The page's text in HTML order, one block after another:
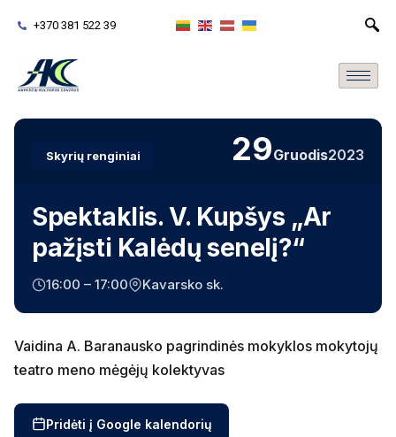
+370 381 522 39
Skyrių renginiai 29Gruodis2023
Spektaklis. V. Kupšys „Ar
pažįsti Kalėdų senelį?“
16:00 – 17:00 Kavarsko sk.
Vaidina A. Baranausko pagrindinės mokyklos mokytojų
teatro meno mėgėjų kolektyvas
Pridėti į Google kalendorių